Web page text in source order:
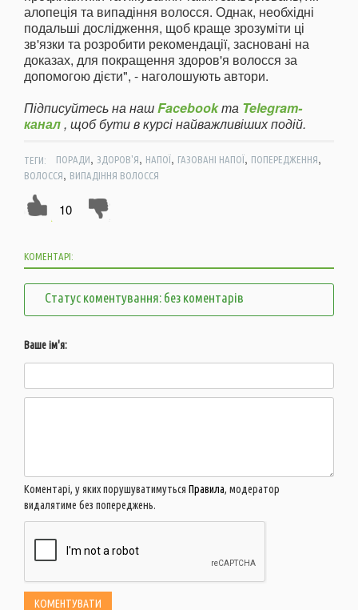
алопеція та випадіння волосся. Однак, необхідні
подальші дослідження, щоб краще зрозуміти ці
зв'язки та розробити рекомендації, засновані на
доказах, для покращення здоров'я волосся за
допомогою дієти", - наголошують автори.
Підписуйтесь на нашFacebookта Telegram-
канал, щоб бути в курсі найважливіших подій.
ТЕГИ: ПОРАДИ, ЗДОРОВ'Я, НАПОЇ, ГАЗОВАНІ НАПОЇ, ПОПЕРЕДЖЕННЯ,
ВОЛОССЯ, ВИПАДІННЯ ВОЛОССЯ
10
КОМЕНТАРІ:
Статус коментування: без коментарів
Ваше ім'я:
Коментарі, у яких порушуватимуться Правила, модератор
видалятиме без попереджень.